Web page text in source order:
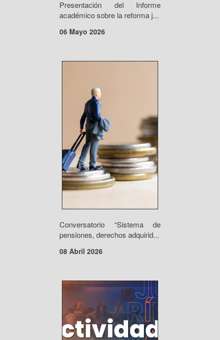
Presentación del Informe
académico sobre la reforma j...
06 Mayo 2026
Conversatorio “Sistema de
pensiones, derechos adquirid...
08 Abril 2026